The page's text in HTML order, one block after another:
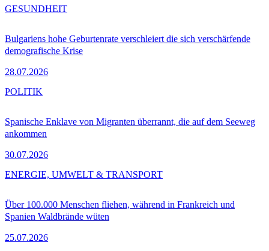
Bulgariens hohe Geburtenrate verschleiert die sich verschärfende
demografische Krise
28.07.2026
GESUNDHEIT
Spanische Enklave von Migranten überrannt, die auf dem Seeweg
ankommen
30.07.2026
POLITIK
Über 100.000 Menschen fliehen, während in Frankreich und
Spanien Waldbrände wüten
25.07.2026
ENERGIE, UMWELT & TRANSPORT